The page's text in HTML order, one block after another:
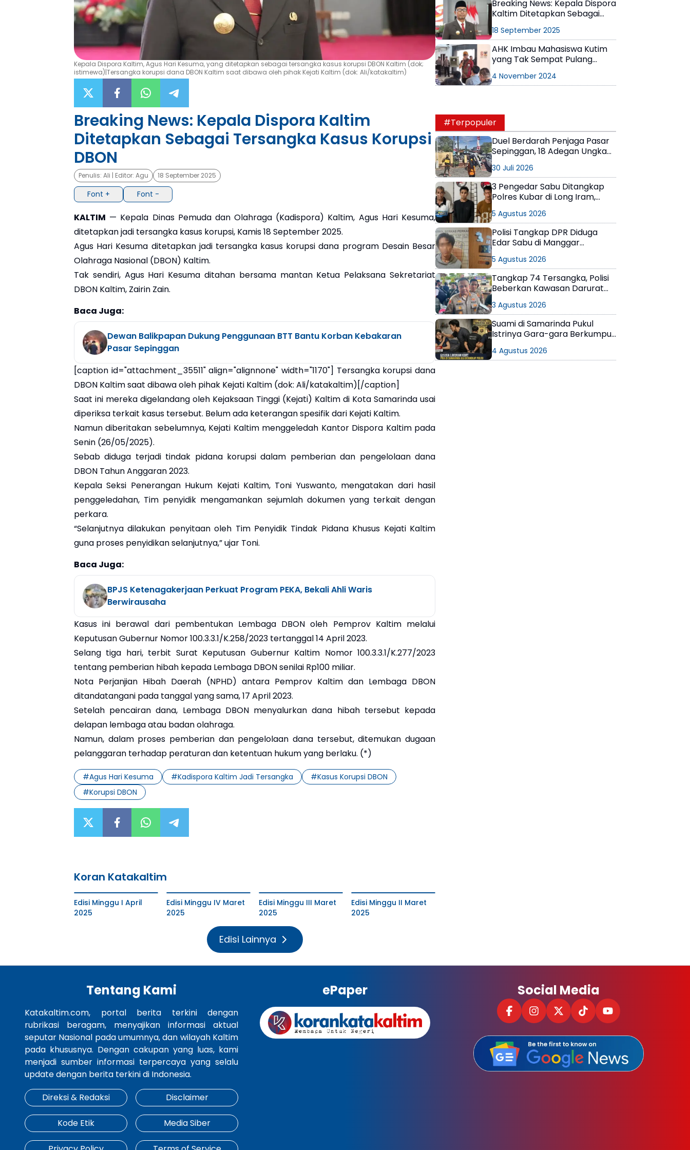
Kepala Dispora Kaltim, Agus Hari Kesuma, yang ditetapkan sebagai tersangka kasus korupsi DBON Kaltim (dok;
istimewa)|Tersangka korupsi dana DBON Kaltim saat dibawa oleh pihak Kejati Kaltim (dok: Ali/katakaltim)
Breaking News: Kepala Dispora Kaltim
Ditetapkan Sebagai Tersangka Kasus Korupsi
DBON
Penulis: Ali | Editor: Agu 18 September 2025
Font + Font -
KALTIM — Kepala Dinas Pemuda dan Olahraga (Kadispora) Kaltim, Agus Hari Kesuma,
ditetapkan jadi tersangka kasus korupsi, Kamis 18 September 2025.
Agus Hari Kesuma ditetapkan jadi tersangka kasus korupsi dana program Desain Besar
Olahraga Nasional (DBON) Kaltim.
Tak sendiri, Agus Hari Kesuma ditahan bersama mantan Ketua Pelaksana Sekretariat
DBON Kaltim, Zairin Zain.
Baca Juga:
Dewan Balikpapan Dukung Penggunaan BTT Bantu Korban Kebakaran
Pasar Sepinggan
[caption id="attachment_35511" align="alignnone" width="1170"] Tersangka korupsi dana
DBON Kaltim saat dibawa oleh pihak Kejati Kaltim (dok: Ali/katakaltim)[/caption]
Saat ini mereka digelandang oleh Kejaksaan Tinggi (Kejati) Kaltim di Kota Samarinda usai
diperiksa terkait kasus tersebut. Belum ada keterangan spesifik dari Kejati Kaltim.
Namun diberitakan sebelumnya, Kejati Kaltim menggeledah Kantor Dispora Kaltim pada
Senin (26/05/2025).
Sebab diduga terjadi tindak pidana korupsi dalam pemberian dan pengelolaan dana
DBON Tahun Anggaran 2023.
Kepala Seksi Penerangan Hukum Kejati Kaltim, Toni Yuswanto, mengatakan dari hasil
penggeledahan, Tim penyidik mengamankan sejumlah dokumen yang terkait dengan
perkara.
“Selanjutnya dilakukan penyitaan oleh Tim Penyidik Tindak Pidana Khusus Kejati Kaltim
guna proses penyidikan selanjutnya,” ujar Toni.
Baca Juga:
BPJS Ketenagakerjaan Perkuat Program PEKA, Bekali Ahli Waris
Berwirausaha
Kasus ini berawal dari pembentukan Lembaga DBON oleh Pemprov Kaltim melalui
Keputusan Gubernur Nomor 100.3.3.1/K.258/2023 tertanggal 14 April 2023.
Selang tiga hari, terbit Surat Keputusan Gubernur Kaltim Nomor 100.3.3.1/K.277/2023
tentang pemberian hibah kepada Lembaga DBON senilai Rp100 miliar.
Nota Perjanjian Hibah Daerah (NPHD) antara Pemprov Kaltim dan Lembaga DBON
ditandatangani pada tanggal yang sama, 17 April 2023.
Setelah pencairan dana, Lembaga DBON menyalurkan dana hibah tersebut kepada
delapan lembaga atau badan olahraga.
Namun, dalam proses pemberian dan pengelolaan dana tersebut, ditemukan dugaan
pelanggaran terhadap peraturan dan ketentuan hukum yang berlaku. (*)
#Agus Hari Kesuma #Kadispora Kaltim Jadi Tersangka #Kasus Korupsi DBON
#Korupsi DBON
Koran Katakaltim
Edisi Minggu I April
2025
Edisi Minggu IV Maret
2025
Edisi Minggu III Maret
2025
Edisi Minggu II Maret
2025
Edisi Lainnya
Breaking News: Kepala Dispora
Kaltim Ditetapkan Sebagai
DBON
18 September 2025
AHK Imbau Mahasiswa Kutim
yang Tak Sempat Pulang
Demokrasinya
4 November 2024
#Terpopuler
Duel Berdarah Penjaga Pasar
Sepinggan, 18 Adegan Ungkap
30 Juli 2026
3 Pengedar Sabu Ditangkap
Polres Kubar di Long Iram,
5 Agustus 2026
Polisi Tangkap DPR Diduga
Edar Sabu di Manggar
5 Agustus 2026
Tangkap 74 Tersangka, Polisi
Beberkan Kawasan Darurat
3 Agustus 2026
Suami di Samarinda Pukul
Istrinya Gara-gara Berkumpul
4 Agustus 2026
Tentang Kami
Katakaltim.com, portal berita terkini dengan
rubrikasi beragam, menyajikan informasi aktual
seputar Nasional pada umumnya, dan wilayah Kaltim
pada khususnya. Dengan cakupan yang luas, kami
menjadi sumber informasi terpercaya yang selalu
update dengan berita terkini di Indonesia.
Direksi & Redaksi
Disclaimer
Kode Etik Media Siber
ePaper Social Media